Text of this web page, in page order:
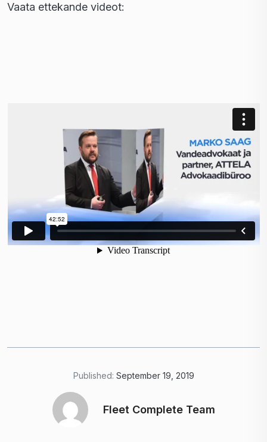
Vaata ettekande videot:
Fleet Complete Team
Published: September 19, 2019